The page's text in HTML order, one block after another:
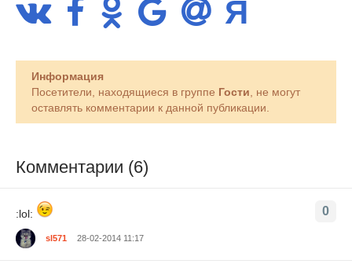
Информация
Посетители, находящиеся в группе Гости , не могут
оставлять комментарии к данной публикации.
Комментарии (6)
0
:lol:
sl571 28-02-2014 11:17